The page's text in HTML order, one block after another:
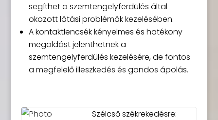
segíthet a szemtengelyferdülés által
okozott látási problémák kezelésében.
A kontaktlencsék kényelmes és hatékony
megoldást jelenthetnek a
szemtengelyferdülés kezelésére, de fontos
a megfelelő illeszkedés és gondos ápolás.
Szélcső székrekedésre: